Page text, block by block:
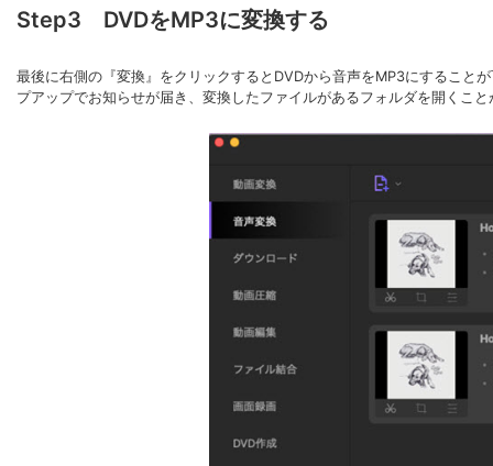
Step3 DVDをMP3に変換する
最後に右側の『変換』をクリックするとDVDから音声をMP3にすること
プアップでお知らせが届き、変換したファイルがあるフォルダを開くこ